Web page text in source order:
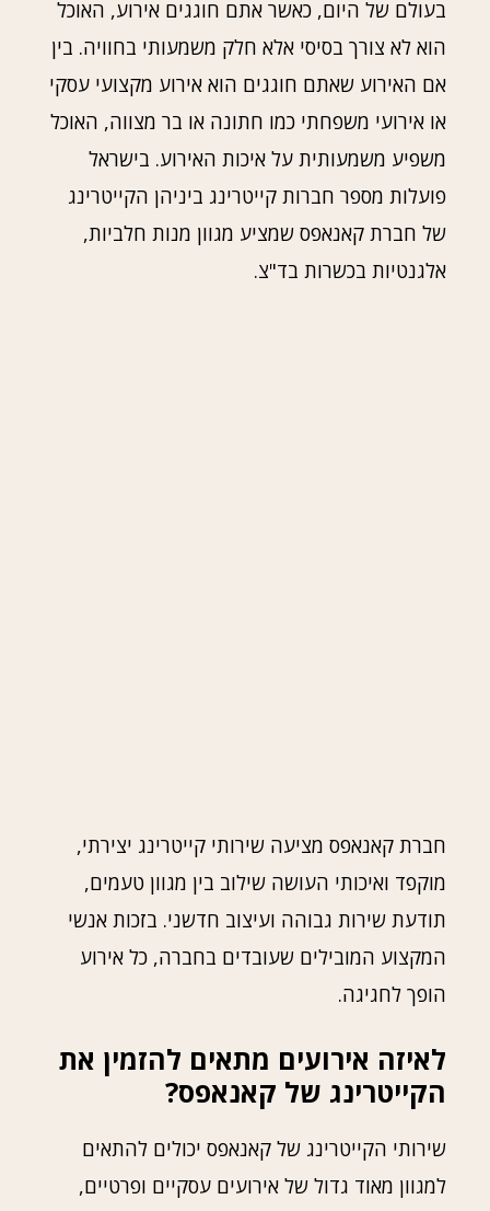
בעולם של היום, כאשר אתם חוגגים אירוע, האוכל
הוא לא צורך בסיסי אלא חלק משמעותי בחוויה. בין
אם האירוע שאתם חוגגים הוא אירוע מקצועי עסקי
או אירועי משפחתי כמו חתונה או בר מצווה, האוכל
משפיע משמעותית על איכות האירוע. בישראל
פועלות מספר חברות קייטרינג ביניהן הקייטרינג
של חברת קאנאפס שמציע מגוון מנות חלביות,
אלגנטיות בכשרות בד"צ.
חברת קאנאפס מציעה שירותי קייטרינג יצירתי,
מוקפד ואיכותי העושה שילוב בין מגוון טעמים,
תודעת שירות גבוהה ועיצוב חדשני. בזכות אנשי
המקצוע המובילים שעובדים בחברה, כל אירוע
הופך לחגיגה.
לאיזה אירועים מתאים להזמין את
הקייטרינג של קאנאפס?
שירותי הקייטרינג של קאנאפס יכולים להתאים
למגוון מאוד גדול של אירועים עסקיים ופרטיים,